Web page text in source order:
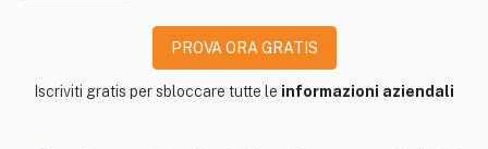
PROVA ORA GRATIS
Iscriviti gratis per sbloccare tutte le informazioni aziendali